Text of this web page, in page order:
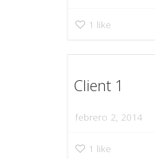
1 like
Client 1
febrero 2, 2014
1 like